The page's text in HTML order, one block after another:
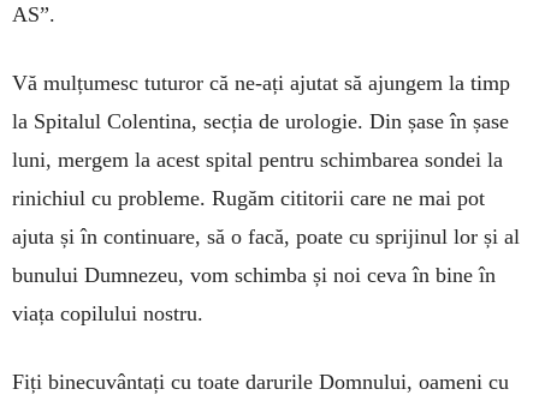
AS”.
Vă mulțumesc tuturor că ne-ați ajutat să ajun­gem la timp
la Spitalul Colentina, secția de urolo­gie. Din șase în șase
luni, mergem la acest spital pentru schimbarea sondei la
rinichiul cu probleme. Rugăm cititorii care ne mai pot
ajuta și în con­tinuare, să o facă, poate cu sprijinul lor și al
bunului Dumnezeu, vom schimba și noi ceva în bine în
viața copilului nostru.
Fiți binecuvântați cu toate darurile Domnului, oameni cu